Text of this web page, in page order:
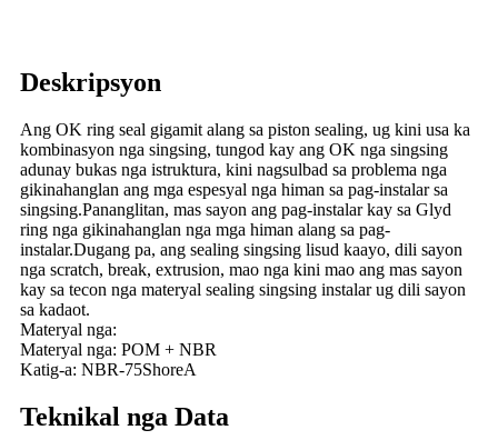
Deskripsyon
Ang OK ring seal gigamit alang sa piston sealing, ug kini usa ka
kombinasyon nga singsing, tungod kay ang OK nga singsing
adunay bukas nga istruktura, kini nagsulbad sa problema nga
gikinahanglan ang mga espesyal nga himan sa pag-instalar sa
singsing.Pananglitan, mas sayon ​​​​ang pag-instalar kay sa Glyd
ring nga gikinahanglan nga mga himan alang sa pag-
instalar.Dugang pa, ang sealing singsing lisud kaayo, dili sayon ​​​​
nga scratch, break, extrusion, mao nga kini mao ang mas sayon ​​
kay sa tecon nga materyal sealing singsing instalar ug dili sayon ​​
sa kadaot.
Materyal nga:
Materyal nga: POM + NBR
Katig-a: NBR-75ShoreA
Teknikal nga Data